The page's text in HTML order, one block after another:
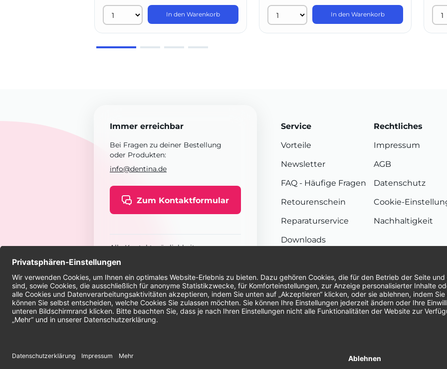
In den Warenkorb In den Warenkorb
Immer erreichbar
Bei Fragen zu deiner Bestellung
oder Produkten:
info@dentina.de
Zum Kontaktformular
Alle Kontaktmöglichkeiten
Service
Vorteile
Newsletter
FAQ - Häufige Fragen
Retourenschein
Reparaturservice
Downloads
Rechtliches
Impressum
AGB
Datenschutz
Cookie-
Nachhaltigkeit
© 2026 Dentina GmbH | Alle Rechte